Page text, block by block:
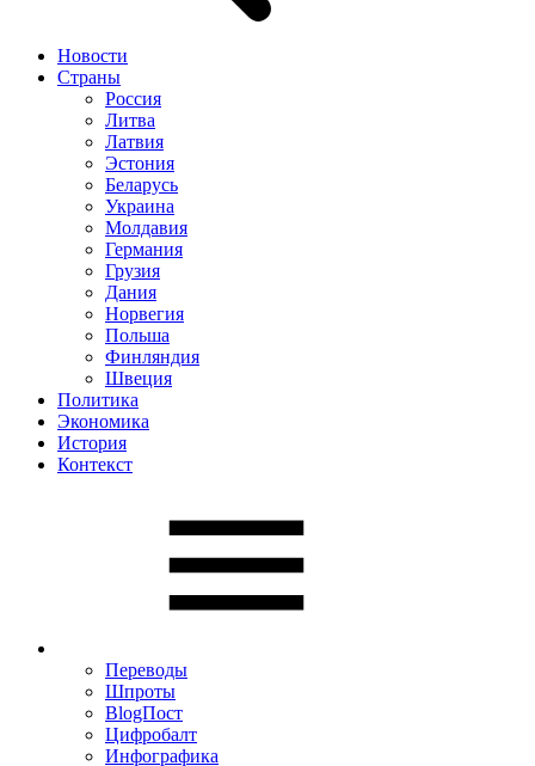
Новости
Страны
Россия
Литва
Латвия
Эстония
Беларусь
Украина
Молдавия
Германия
Грузия
Дания
Норвегия
Польша
Финляндия
Швеция
Политика
Экономика
История
Контекст
Переводы
Шпроты
BlogПост
Цифробалт
Инфографика